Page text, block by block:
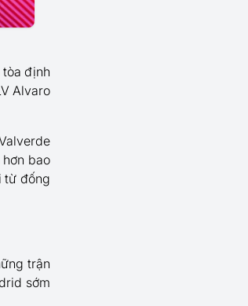
định
Alvaro
bao
từ đống
trận
sớm